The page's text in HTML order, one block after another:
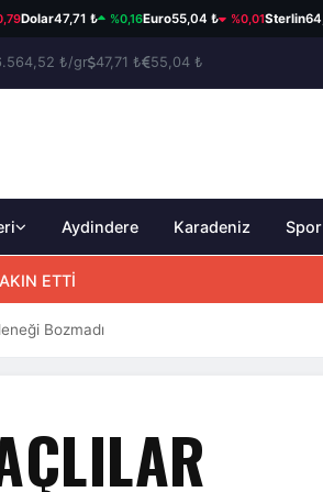
47,71 ₺ %0,16Euro55,04 ₺ %0,01Sterlin64,25 ₺
₺/gr 47,71 ₺ 55,04 ₺
Aydindere Karadeniz Spor
ETTİ
Bozmadı